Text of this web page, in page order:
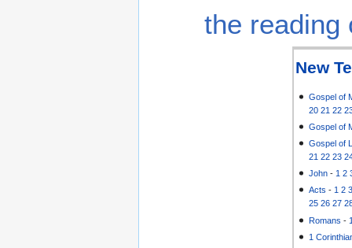
the reading
New
Gospel of
20 21 22
Gospel of
Gospel of
21 22 23
John - 1 2
Acts -1 2
25 26 27
Romans -
1